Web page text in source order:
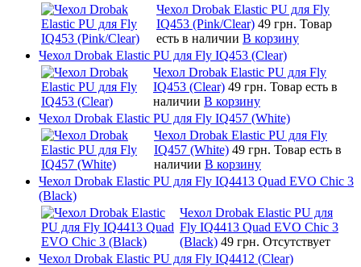
Чехол Drobak Elastic PU для Fly
IQ453 (Pink/Clear) 49 грн. Товар
есть в наличии В корзину
Чехол Drobak Elastic PU для Fly IQ453 (Clear)
Чехол Drobak Elastic PU для Fly
IQ453 (Clear) 49 грн. Товар есть в
наличии В корзину
Чехол Drobak Elastic PU для Fly IQ457 (White)
Чехол Drobak Elastic PU для Fly
IQ457 (White) 49 грн. Товар есть в
наличии В корзину
Чехол Drobak Elastic PU для Fly IQ4413 Quad EVO Chic 3
(Black)
Чехол Drobak Elastic PU для
Fly IQ4413 Quad EVO Chic 3
(Black) 49 грн. Отсутствует
Чехол Drobak Elastic PU для Fly IQ4412 (Clear)